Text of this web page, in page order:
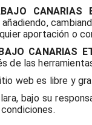
CANARIAS
aportación o
CANARIAS
de las
web es libre y
bajo su